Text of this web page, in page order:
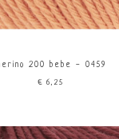
200 bebe - 0459
€6,25